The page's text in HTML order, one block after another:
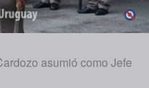
asumió como Jefe